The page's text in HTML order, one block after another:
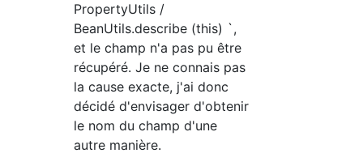
PropertyUtils /
BeanUtils.describe (this) `,
et le champ n'a pas pu être
récupéré. Je ne connais pas
la cause exacte, j'ai donc
décidé d'envisager d'obtenir
le nom du champ d'une
autre manière.